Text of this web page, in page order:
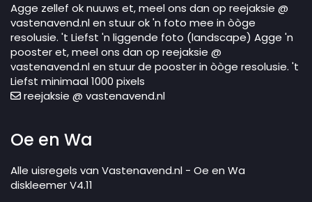
Agge zellef ok nuuws et, meel ons dan op reejaksie @
vastenavend.nl en stuur ok 'n foto mee in òòge
resolusie. 't Liefst 'n liggende foto (landscape) Agge 'n
pooster et, meel ons dan op reejaksie @
vastenavend.nl en stuur de pooster in òòge resolusie. 't
Liefst minimaal 1000 pixels
reejaksie @ vastenavend.nl
Oe en Wa
Alle uisregels van Vastenavend.nl - Oe en Wa
diskleemer V4.11